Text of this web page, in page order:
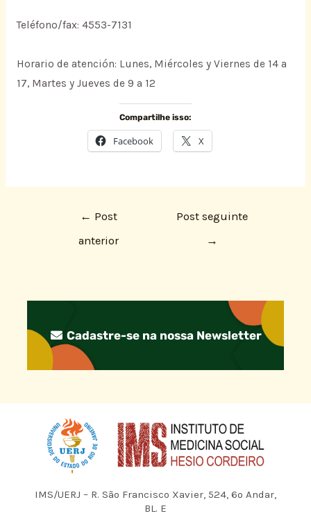
Teléfono/fax: 4553-7131
Horario de atención: Lunes, Miércoles y Viernes de 14 a
17, Martes y Jueves de 9 a 12
Compartilhe isso:
Facebook X
← Post
anterior
Post seguinte
→
Cadastre-se na nossa Newsletter
IMS/UERJ – R. São Francisco Xavier, 524, 6º Andar,
BL. E